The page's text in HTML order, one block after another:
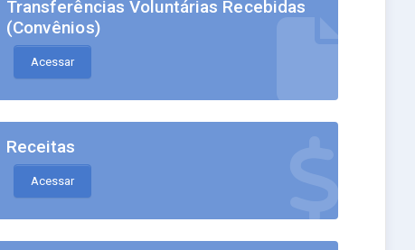
Transferências Voluntárias Recebidas
(Convênios)
Acessar
Receitas
Acessar